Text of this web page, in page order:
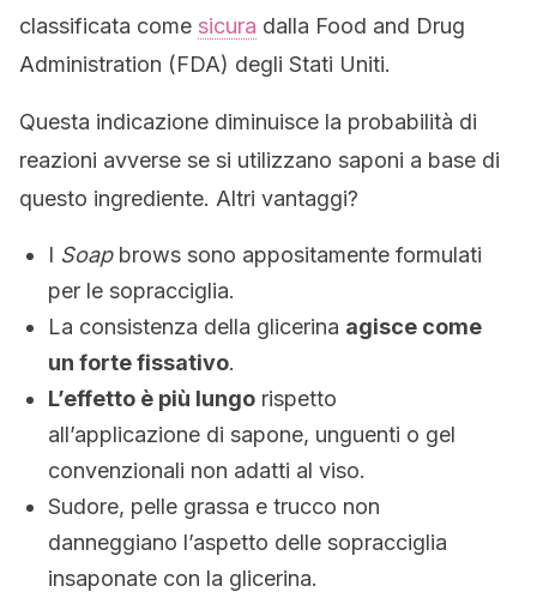
classificata come sicura dalla Food and Drug
Administration (FDA) degli Stati Uniti.
Questa indicazione diminuisce la probabilità di
reazioni avverse se si utilizzano saponi a base di
questo ingrediente. Altri vantaggi?
I Soapbrows sono appositamente formulati
per le sopracciglia.
La consistenza della glicerina agisce come
un forte fissativo.
L’effetto è più lungo rispetto
all’applicazione di sapone, unguenti o gel
convenzionali non adatti al viso.
Sudore, pelle grassa e trucco non
danneggiano l’aspetto delle sopracciglia
insaponate con la glicerina.